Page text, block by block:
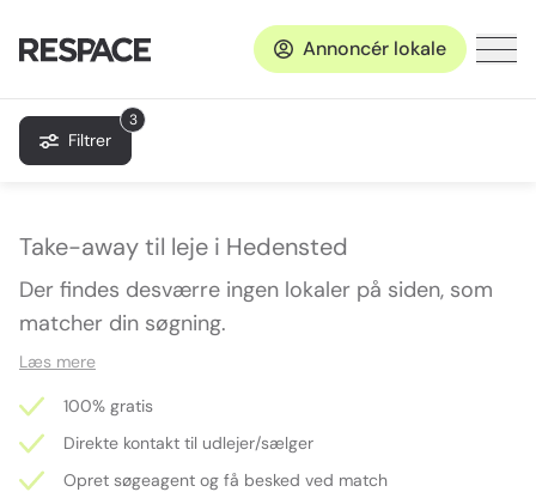
Annoncér lokale
3
Filtrer
Take-away til leje i Hedensted
Der findes desværre ingen lokaler på siden, som
matcher din søgning.
Læs mere
100% gratis
Direkte kontakt til udlejer/sælger
Opret søgeagent og få besked ved match